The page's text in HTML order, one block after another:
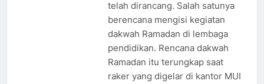
telah dirancang. Salah satunya
berencana mengisi kegiatan
dakwah Ramadan di lembaga
pendidikan. Rencana dakwah
Ramadan itu terungkap saat
raker yang digelar di kantor MUI